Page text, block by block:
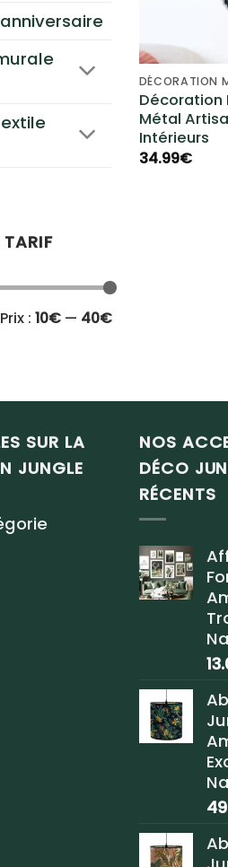
TARIF
Prix : 10€ — 40€
DÉCORATION
Décoration
Métal
Intérieurs
34.99€
SUR LA
JUNGLE
NOS
DÉCO
RÉCENTS